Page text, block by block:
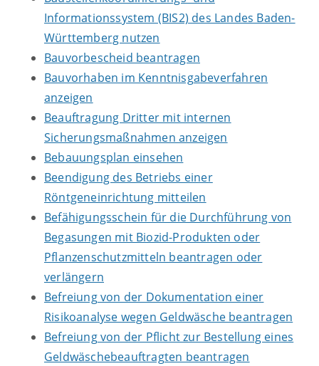
Informationssystem (BIS2) des Landes Baden-
Württemberg nutzen
Bauvorbescheid beantragen
Bauvorhaben im Kenntnisgabeverfahren
anzeigen
Beauftragung Dritter mit internen
Sicherungsmaßnahmen anzeigen
Bebauungsplan einsehen
Beendigung des Betriebs einer
Röntgeneinrichtung mitteilen
Befähigungsschein für die Durchführung von
Begasungen mit Biozid-Produkten oder
Pflanzenschutzmitteln beantragen oder
verlängern
Befreiung von der Dokumentation einer
Risikoanalyse wegen Geldwäsche beantragen
Befreiung von der Pflicht zur Bestellung eines
Geldwäschebeauftragten beantragen